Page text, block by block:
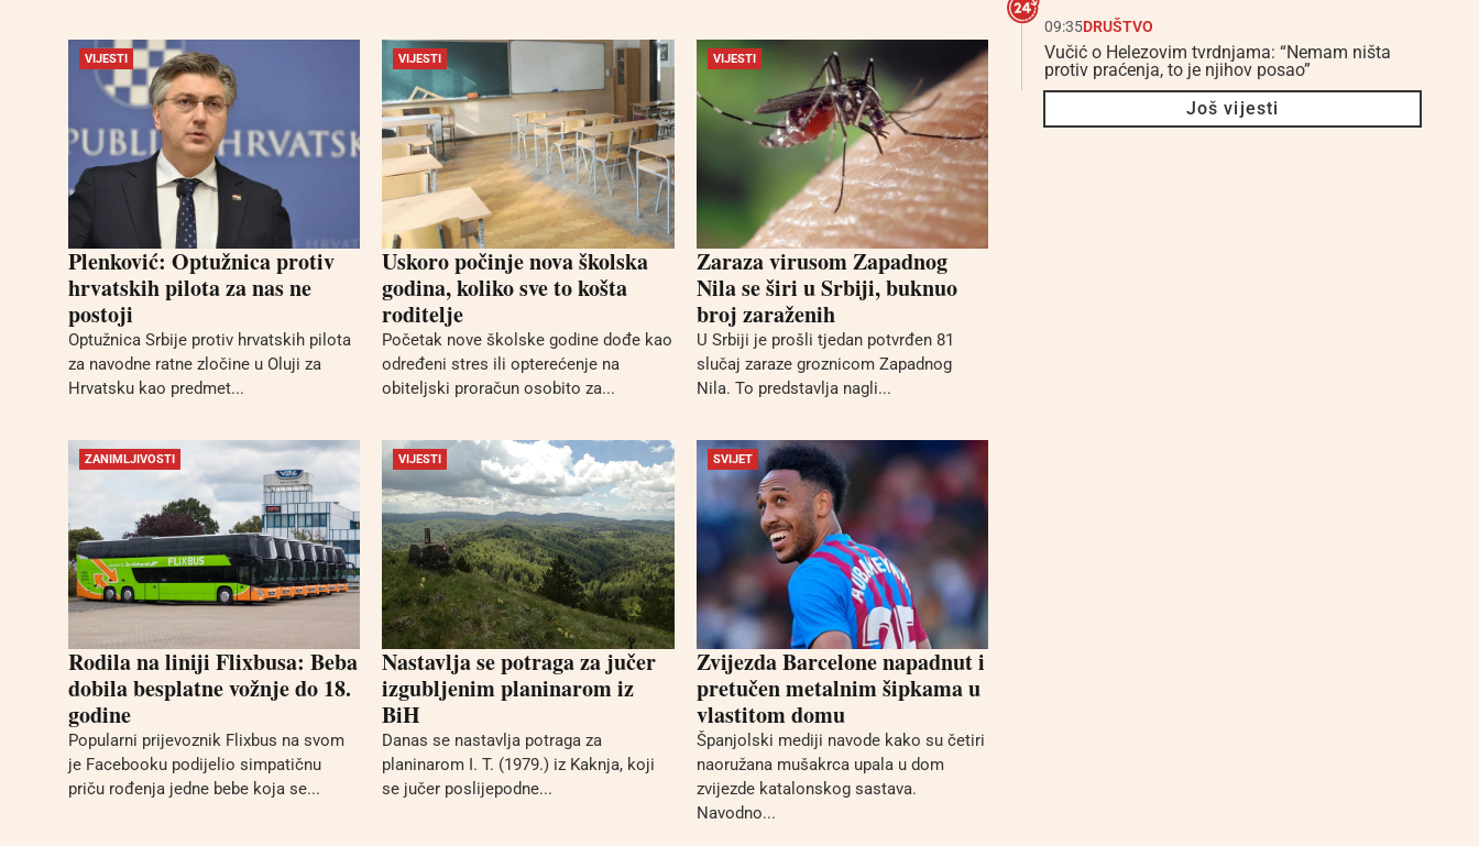
VIJESTI
Plenković: Optužnica protiv
hrvatskih pilota za nas ne
postoji
Optužnica Srbije protiv hrvatskih pilota
za navodne ratne zločine u Oluji za
Hrvatsku kao predmet...
VIJESTI
Uskoro počinje nova školska
godina, koliko sve to košta
roditelje
Početak nove školske godine dođe kao
određeni stres ili opterećenje na
obiteljski proračun osobito za...
VIJESTI
Zaraza virusom Zapadnog
Nila se širi u Srbiji, buknuo
broj zaraženih
U Srbiji je prošli tjedan potvrđen 81
slučaj zaraze groznicom Zapadnog
Nila. To predstavlja nagli...
ZANIMLJIVOSTI
Rodila na liniji Flixbusa: Beba
dobila besplatne vožnje do 18.
godine
Popularni prijevoznik Flixbus na svom
je Facebooku podijelio simpatičnu
priču rođenja jedne bebe koja se...
VIJESTI
Nastavlja se potraga za jučer
izgubljenim planinarom iz
BiH
Danas se nastavlja potraga za
planinarom I. T. (1979.) iz Kaknja, koji
se jučer poslijepodne...
SVIJET
Zvijezda Barcelone napadnut i
pretučen metalnim šipkama u
vlastitom domu
Španjolski mediji navode kako su četiri
naoružana mušakrca upala u dom
zvijezde katalonskog sastava.
Navodno...
09:35DRUŠTVO
Vučić o Helezovim tvrdnjama: “Nemam ništa
protiv praćenja, to je njihov posao”
Još vijesti